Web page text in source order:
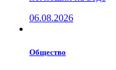
06.08.2026
Общество